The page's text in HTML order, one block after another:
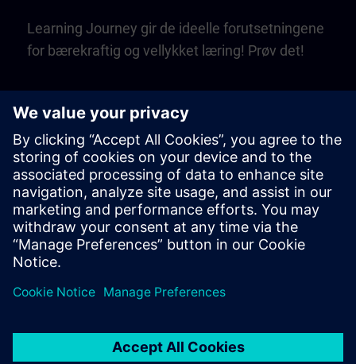
Learning Journey gir de ideelle forutsetningene
for bærekraftig og vellykket læring! Prøv det!
Play
Video